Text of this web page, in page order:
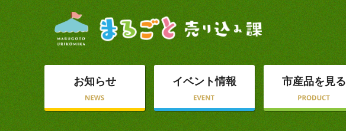
お知らせ イベント情報 市産品を見る